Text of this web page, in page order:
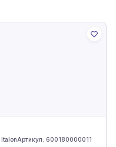
ItalonАртикул: 600180000011